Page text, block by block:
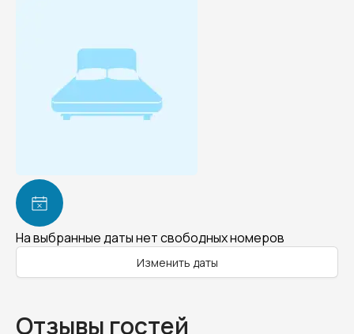
На выбранные даты нет свободных номеров
Изменить даты
Отзывы гостей